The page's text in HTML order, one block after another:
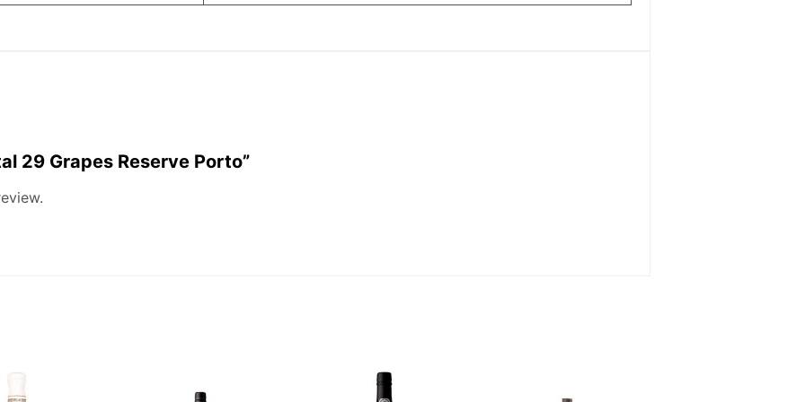
29 Grapes Reserve Porto”